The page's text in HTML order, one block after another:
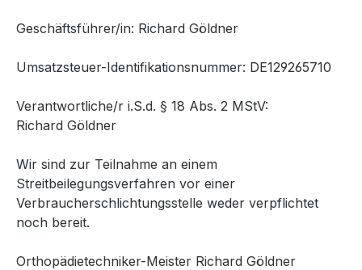
Geschäftsführer/in: Richard Göldner
Umsatzsteuer-Identifikationsnummer: DE129265710
Verantwortliche/r i.S.d. § 18 Abs. 2 MStV:
Richard Göldner
Wir sind zur Teilnahme an einem
Streitbeilegungsverfahren vor einer
Verbraucherschlichtungsstelle weder verpflichtet
noch bereit.
Orthopädietechniker-Meister Richard Göldner